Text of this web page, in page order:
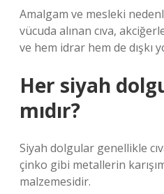
Amalgam ve mesleki
vücuda alınan cıva,
ve hem idrar hem de dışkı
Her siyah
mıdır?
Siyah dolgular genellikle
çinko gibi metallerin
malzemesidir.